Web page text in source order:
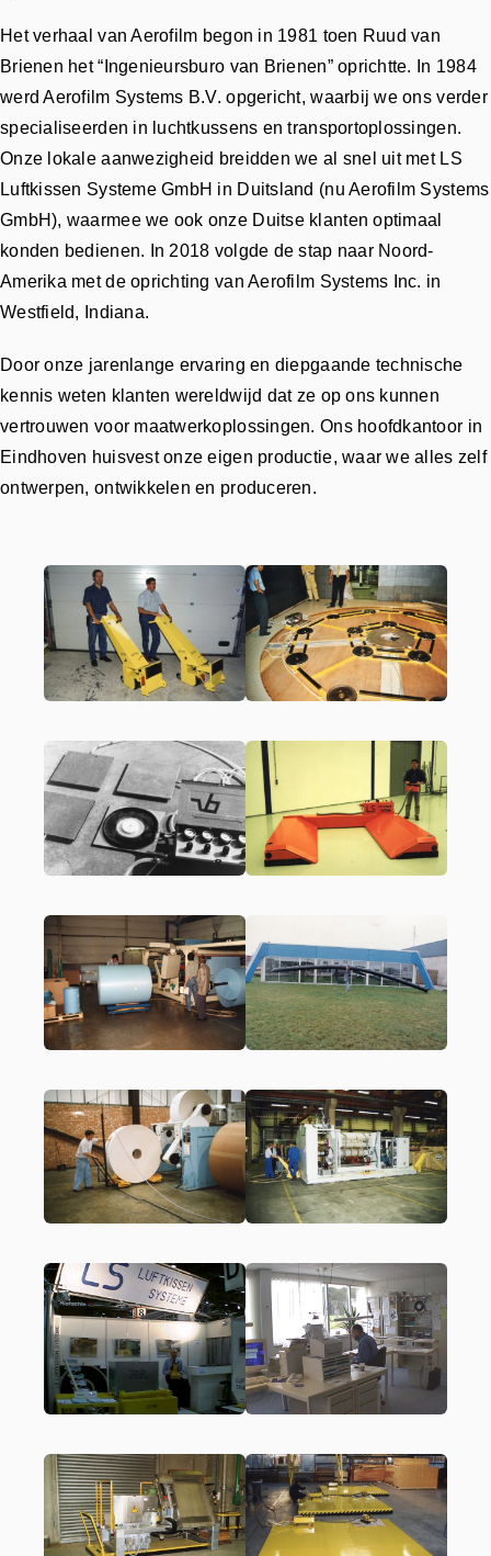
Het verhaal van Aerofilm begon in 1981 toen Ruud van
Brienen het “Ingenieursburo van Brienen” oprichtte. In 1984
werd Aerofilm Systems B.V. opgericht, waarbij we ons verder
specialiseerden in luchtkussens en transportoplossingen.
Onze lokale aanwezigheid breidden we al snel uit met LS
Luftkissen Systeme GmbH in Duitsland (nu Aerofilm Systems
GmbH), waarmee we ook onze Duitse klanten optimaal
konden bedienen. In 2018 volgde de stap naar Noord-
Amerika met de oprichting van Aerofilm Systems Inc. in
Westfield, Indiana.
Door onze jarenlange ervaring en diepgaande technische
kennis weten klanten wereldwijd dat ze op ons kunnen
vertrouwen voor maatwerkoplossingen. Ons hoofdkantoor in
Eindhoven huisvest onze eigen productie, waar we alles zelf
ontwerpen, ontwikkelen en produceren.